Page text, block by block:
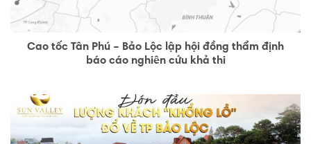
Cao tốc Tân Phú – Bảo Lộc lập hội đồng thẩm định
báo cáo nghiên cứu khả thi